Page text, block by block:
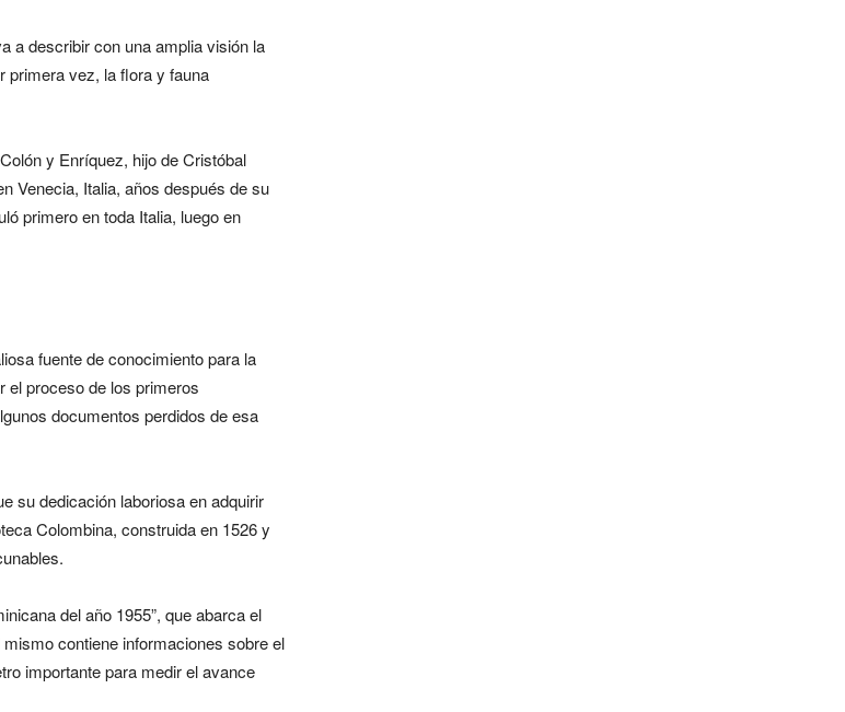
a describir con una amplia visión la
primera vez, la flora y fauna
y Enríquez, hijo de Cristóbal
Venecia, Italia, años después de su
primero en toda Italia, luego en
fuente de conocimiento para la
el proceso de los primeros
documentos perdidos de esa
su dedicación laboriosa en adquirir
Colombina, construida en 1526 y
del año 1955”, que abarca el
contiene informaciones sobre el
importante para medir el avance